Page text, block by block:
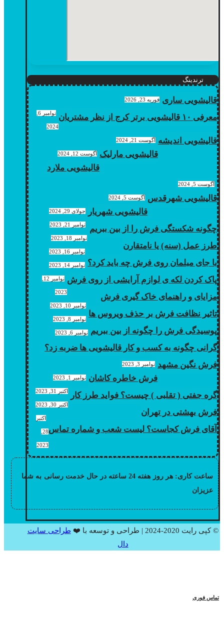
ترندینگ
قالیشویی ساری فوریه 23, 2026
معرفی ۱۰ قالیشویی برتر کرج از نظر مشتریان
2024
قالیشویی اندیشه آگوست 21, 2024
قالیشویی مارلیک آگوست 12, 2024
قالیشویی ملارد
آگوست 5, 2024
قالیشویی شهرقدس آگوست 5, 2024
قالیشویی شهریار جولای 29, 2024
چگونه شکستگی فرش را از بین ببریم نوامبر 21, 2023
طرز عمل (سنه) یا نامتقارن
نوامبر 18, 2023
با جای مبلمان روی فرش چه باید کرد؟
نوامبر 16, 2023
پاک کردن لکه ی لوازم آرایشی از روی فرش
نوامبر 14, 2023
مزایای و راهنمای خاک گیری فرش 2023
تاثیر نظافت فرش بر حذف ویروس ها
نوامبر 10, 2023
پوسیدگی فرش را چگونه از بین ببریم
نوامبر 8, 2023
گرانی چگونه به کسب و کار قالیشویی ها ضربه زد؟
نوامبر 6, 2023
فرش نگین مشهد نوامبر 3, 2023
فرش خاطره کاشان نوامبر 1, 2023
گره جفتی ( تقلبی ) چیست؟ فواید طرز کار اکتبر 31, 2023
فرش بهشتی در تهران
اکتبر 30, 2023
آقای فرش کجاست؟ لیست شعب و شماره تماس
اکتبر
2023
ساعت کاری: هر روز هفته 24 ساعته در حال خدمت رسانی به شما
عزیزان
© کپی رایت 2020-2024 | طراحی و توسعه با ❤️
طراحی سایت
دال
تماس فوری